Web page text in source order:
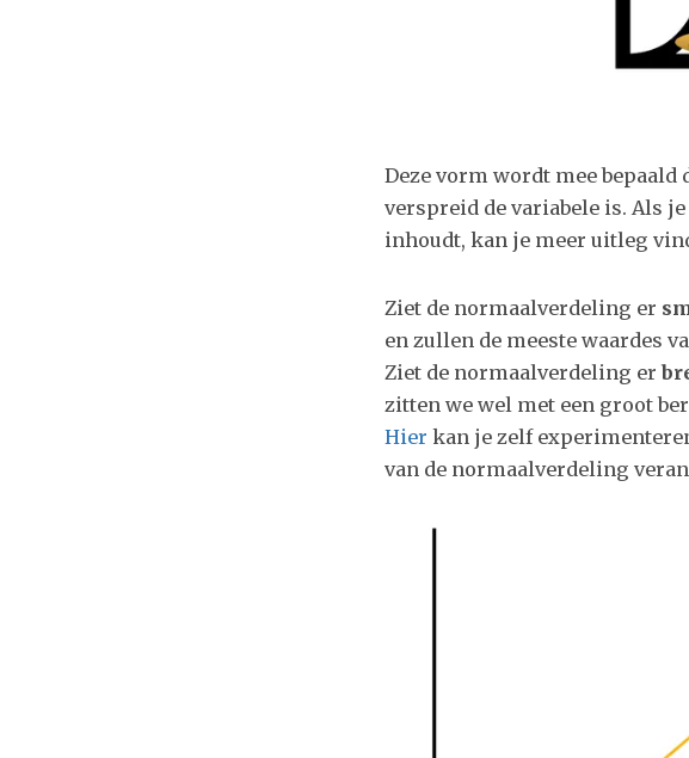
Deze vorm wordt mee
verspreid de variabele is. Als
inhoudt, kan je meer uitleg
Ziet de normaalverdeling er
en zullen de meeste waardes
Ziet de normaalverdeling er
zitten we wel met een groot
Hier kan je zelf
van de normaalverdeling